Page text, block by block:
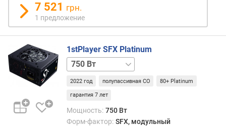
e
n
c
y
C
y
e
n
7 521 грн.
1 предложение
1stPlayer SFX Platinum
750 Вт
белый
2022 год полупассивная СО 80+ Platinum
гарантия 7 лет
Мощность: 750 Вт
Форм-фактор: SFX, модульный